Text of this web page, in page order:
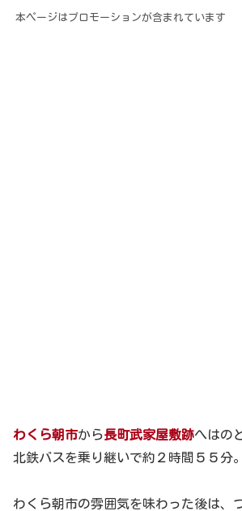
本ページはプロモーションが含まれています
わくら朝市から長町武家屋敷跡へはの
北鉄バスを乗り継いで約２時間５５分。
わくら朝市の雰囲気を味わった後は、